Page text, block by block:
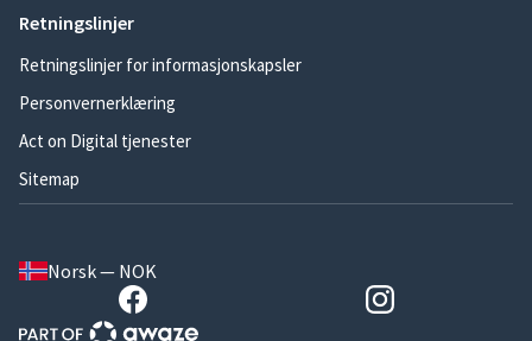
Retningslinjer
Retningslinjer for informasjonskapsler
Personvernerklæring
Act on Digital tjenester
Sitemap
Norsk — NOK